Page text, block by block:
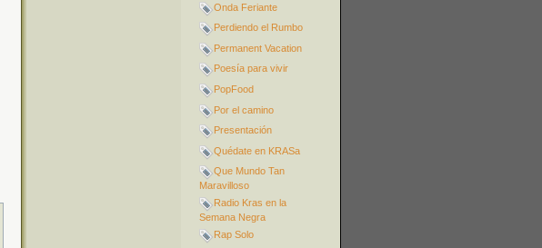
Onda Feriante
Perdiendo el Rumbo
Permanent Vacation
Poesía para vivir
PopFood
Por el camino
Presentación
Quédate en KRASa
Que Mundo Tan
Maravilloso
Radio Kras en la
Semana Negra
Rap Solo